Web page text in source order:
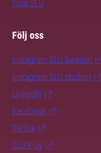
Stöd SLU
Följ oss
Instagram SLU.Sweden
Instagram SLU.student
LinkedIn
Facebook
TikTok
SLU Play